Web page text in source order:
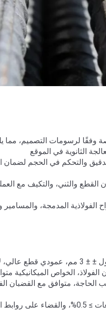
وفقًا لرسومات التصميم، مما
الثانوية في الموقع
والتحكم في الحجم لضمان
القطع والثني، والتكيف مع
الفولاذية المدمجة،
متوافق مع القضبان
4. خفض التكاليف وزيادة الكفاءة، مع معدل